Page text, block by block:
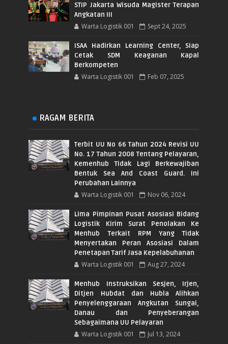
STIP Jakarta Wisuda Magister Terapan
Angkatan III
Warta Logistik 001 Sept 24, 2025
ISAA Hadirkan Learning Center, Siap
Cetak SDM Keaganan Kapal
Berkompeten
Warta Logistik 001 Feb 07, 2025
RAGAM BERITA
Terbit UU No 66 Tahun 2024 Revisi UU
No. 17 Tahun 2008 Tentang Pelayaran,
Kemenhub Tidak Lagi Berkewajiban
Bentuk Sea And Coast Guard. Ini
Perubahan Lainnya
Warta Logistik 001 Nov 06, 2024
Lima Pimpinan Pusat Asosiasi Bidang
Logistik Kirim Surat Penolakan Ke
Menhub Terkait RPM Yang Tidak
Menyertakan Peran Asosiasi Dalam
Penetapan Tarif Jasa Kepelabuhanan
Warta Logistik 001 Aug 27, 2024
Menhub Instruksikan Sesjen, Irjen,
Ditjen Hubdat dan Hubla Alihkan
Penyelenggaraan Angkutan Sungai,
Danau dan Penyeberangan
Sebagaimana UU Pelayaran
Warta Logistik 001 Jul 13, 2024